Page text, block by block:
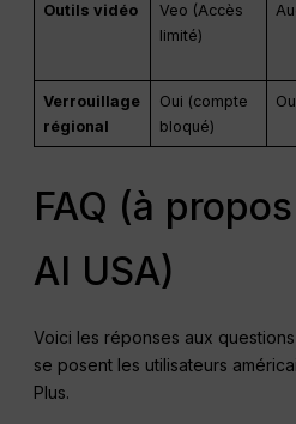
Outils vidéo
Veo (Accès
limité)
Verrouillage
régional
Oui (compte
bloqué)
FAQ (à
AI USA)
Voici les réponses aux
se posent les utilisateurs
Plus.